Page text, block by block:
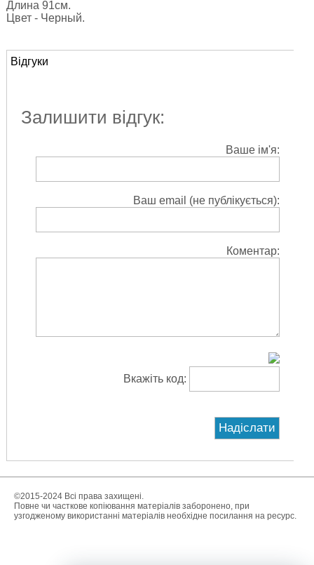
Длина 91см.
Цвет - Черный.
Відгуки
Залишити відгук:
Ваше ім'я:
Ваш email (не публікується):
Коментар:
Вкажіть код:
©2015-2024 Всі права захищені.
Повне чи часткове копіювання матеріалів заборонено, при
узгодженому використанні матеріалів необхідне посилання на ресурс.